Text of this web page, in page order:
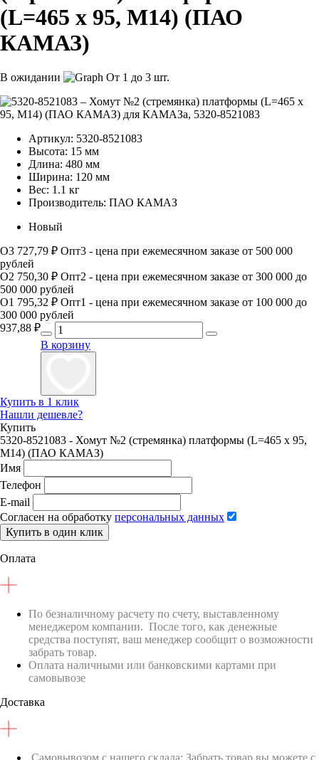
(L=465 х 95, М14) (ПАО
КАМАЗ)
В ожидании От 1 до 3 шт.
Артикул: 5320-8521083
Высота: 15 мм
Длина: 480 мм
Ширина: 120 мм
Вес: 1.1 кг
Производитель: ПАО КАМАЗ
Новый
О3 727,79 ₽ Опт3 - цена при ежемесячном заказе от 500 000
рублей
О2 750,30 ₽ Опт2 - цена при ежемесячном заказе от 300 000 до
500 000 рублей
О1 795,32 ₽ Опт1 - цена при ежемесячном заказе от 100 000 до
300 000 рублей
937,88 ₽
В корзину
Купить в 1 клик
Нашли дешевле?
Купить
5320-8521083 - Хомут №2 (стремянка) платформы (L=465 х 95,
М14) (ПАО КАМАЗ)
Имя
Телефон
E-mail
Согласен на обработку персональных данных
Купить в один клик
Оплата
По безналичному расчету по счету, выставленному
менеджером компании. После того, как денежные
средства поступят, ваш менеджер сообщит о возможности
забрать товар.
Оплата наличными или банковскими картами при
самовывозе
Доставка
Самовывозом с нашего склада: Забрать товар вы можете с